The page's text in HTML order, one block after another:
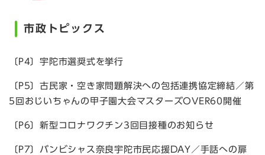
市政トピックス
〔P4〕宇陀市選奨式を挙行
〔P5〕古民家・空き家問題解決への包括連携協定締結／第
5回おじいちゃんの甲子園大会マスターズOVER60開催
〔P6〕新型コロナワクチン3回目接種のお知らせ
〔P7〕バンビシャス奈良宇陀市民応援DAY／手話への扉